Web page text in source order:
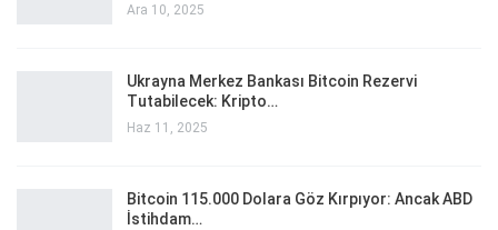
Ara 10, 2025
Ukrayna Merkez Bankası Bitcoin Rezervi
Tutabilecek: Kripto…
Haz 11, 2025
Bitcoin 115.000 Dolara Göz Kırpıyor: Ancak ABD
İstihdam…